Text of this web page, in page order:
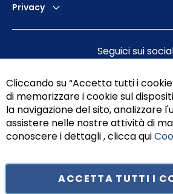
Privacy
Seguici sui
Cliccando su “Accetta tutti i
di memorizzare i cookie sul
la navigazione del sito, analizzare
assistere nelle nostre attività di
conoscere i dettagli , clicca qui
ACCETTA TUTTI I